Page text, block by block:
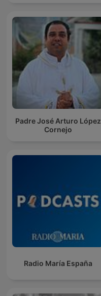
Padre José Arturo López
Cornejo
Radio María España